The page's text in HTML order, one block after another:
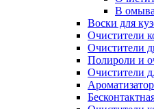
В
Воски для
Очистители
Очистители
Полироли и
Очистители